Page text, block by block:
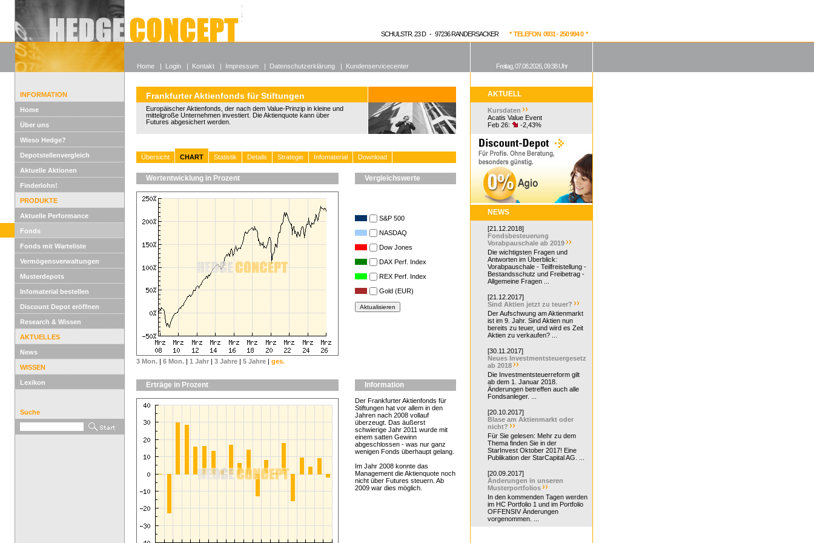
Alle offenen Fonds
Wieso Hedgefonds?
SCHULSTR. 23 D - 97236 RANDERSACKER * TELEFON 0931 - 250 994 0 *
INFORMATION
Home
Über uns
Wieso Hedge?
Depotstellenvergleich
Aktuelle Aktionen
Finderlohn!
PRODUKTE
Aktuelle Performance
Fonds
Fonds mit Warteliste
Vermögensverwaltungen
Musterdepots
Infomaterial bestellen
Discount Depot eröffnen
Research & Wissen
AKTUELLES
News
WISSEN
Lexikon
Suche
Frankfurter Aktienfonds für Stiftungen
Europäischer Aktienfonds, der nach dem Value-Prinzip in kleine und
mittelgroße Unternehmen investiert. Die Aktienquote kann über
Futures abgesichert werden.
Übersicht CHART Statistik Details Strategie Infomaterial Download
Wertentwicklung in Prozent
3 Mon. | 6 Mon. | 1 Jahr | 3 Jahre | 5 Jahre | ges.
Vergleichswerte
S&P 500
NASDAQ
Dow Jones
DAX Perf. Index
REX Perf. Index
Gold (EUR)
Erträge in Prozent Information
Der Frankfurter Aktienfonds für
Stiftungen hat vor allem in den
Jahren nach 2008 vollauf
überzeugt. Das äußerst
schwierige Jahr 2011 wurde mit
einem satten Gewinn
abgeschlossen - was nur ganz
wenigen Fonds überhaupt gelang.
Im Jahr 2008 konnte das
Management die Aktienquote noch
nicht über Futures steuern. Ab
2009 war dies möglich.
AKTUELL
Kursdaten
Acatis Value Event
Feb 26:
-2,43%
NEWS
[21.12.2018]
Fondsbesteuerung
Vorabpauschale ab 2019
Die wichtigsten Fragen und
Antworten im Überblick:
Vorabpauschale - Teilfreistellung -
Bestandsschutz und Freibetrag -
Allgemeine Fragen ...
[21.12.2017]
Sind Aktien jetzt zu teuer?
Der Aufschwung am Aktienmarkt
ist im 9. Jahr. Sind Aktien nun
bereits zu teuer, und wird es Zeit
Aktien zu verkaufen? ...
[30.11.2017]
Neues Investmentsteuergesetz
ab 2018
Die Investmentsteuerreform gilt
ab dem 1. Januar 2018.
Änderungen betreffen auch alle
Fondsanleger. ...
[20.10.2017]
Blase am Aktienmarkt oder
nicht?
Für Sie gelesen: Mehr zu dem
Thema finden Sie in der
StarInvest Oktober 2017! Eine
Publikation der StarCapital AG. ...
[20.09.2017]
Änderungen in unseren
Musterportfolios
In den kommenden Tagen werden
im HC Portfolio 1 und im Portfolio
OFFENSIV Änderungen
vorgenommen. ...
Home | Login | Kontakt | Impressum | Datenschutzerklärung | Kundenservicecenter Freitag, 07.08.2026, 09:38 Uhr